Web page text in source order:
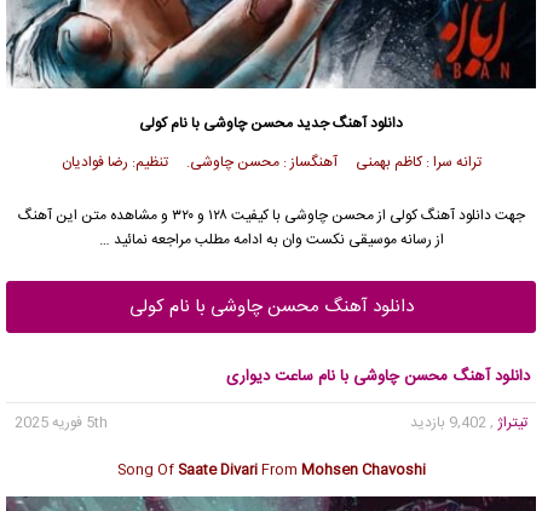
دانلود آهنگ جدیدمحسن چاوشی با نام کولی
ترانه سرا : کاظم بهمنی آهنگساز : محسن چاوشی. تنظیم: رضا فوادیان
جهت دانلود آهنگ کولی ازمحسن چاوشی
با کیفیت ۱۲۸ و ۳۲۰ و مشاهده متن این آهنگ
از رسانه موسیقی نکست وان به ادامه مطلب مراجعه نمائید …
دانلود آهنگ محسن چاوشی با نام کولی
دانلود آهنگ محسن چاوشی با نام ساعت دیواری
تیتراژ , 9,402 بازدید
5th فوریه 2025
Song Of Saate DivariFrom Mohsen Chavoshi